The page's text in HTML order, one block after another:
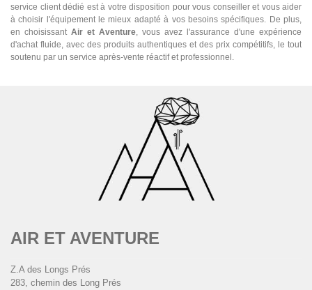
service client dédié est à votre disposition pour vous conseiller et vous aider
à choisir l'équipement le mieux adapté à vos besoins spécifiques. De plus,
en choisissant Air et Aventure , vous avez l'assurance d'une expérience
d'achat fluide, avec des produits authentiques et des prix compétitifs, le tout
soutenu par un service après-vente réactif et professionnel.
AIR ET AVENTURE
Z.A des Longs Prés
283, chemin des Long Prés